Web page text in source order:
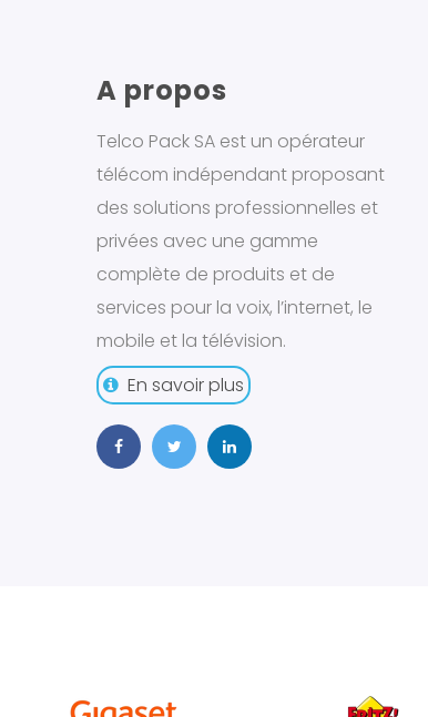
A propos
Telco Pack SA est un opérateur
télécom indépendant proposant
des solutions professionnelles et
privées avec une gamme
complète de produits et de
services pour la voix, l’internet, le
mobile et la télévision.
En savoir plus